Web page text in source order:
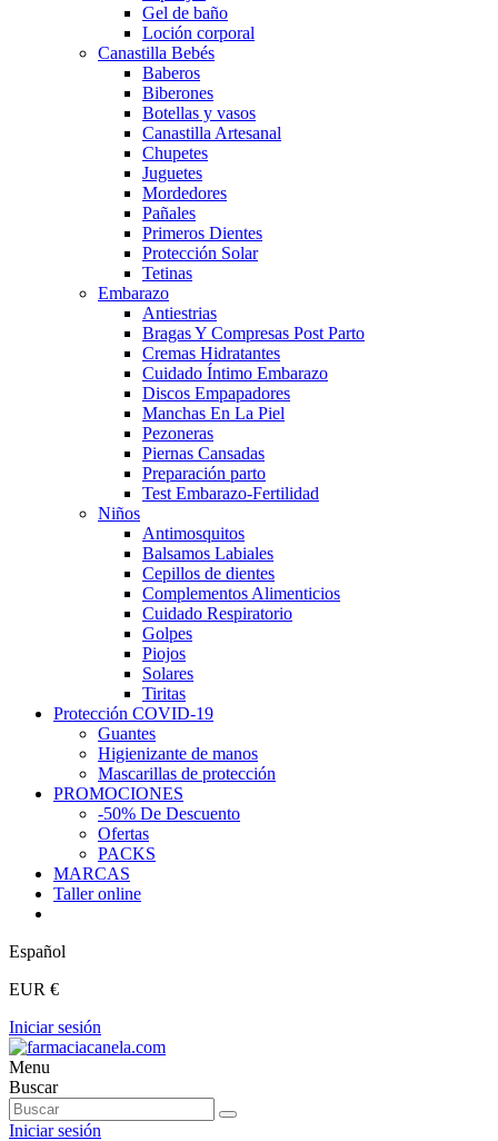
Gel de baño
Loción corporal
Canastilla Bebés
Baberos
Biberones
Botellas y vasos
Canastilla Artesanal
Chupetes
Juguetes
Mordedores
Pañales
Primeros Dientes
Protección Solar
Tetinas
Embarazo
Antiestrias
Bragas Y Compresas Post Parto
Cremas Hidratantes
Cuidado Íntimo Embarazo
Discos Empapadores
Manchas En La Piel
Pezoneras
Piernas Cansadas
Preparación parto
Test Embarazo-Fertilidad
Niños
Antimosquitos
Balsamos Labiales
Cepillos de dientes
Complementos Alimenticios
Cuidado Respiratorio
Golpes
Piojos
Solares
Tiritas
Protección COVID-19
Guantes
Higienizante de manos
Mascarillas de protección
PROMOCIONES
-50% De Descuento
Ofertas
PACKS
MARCAS
Taller online
Español
EUR €
Iniciar sesión
Menu
Buscar
Iniciar sesión